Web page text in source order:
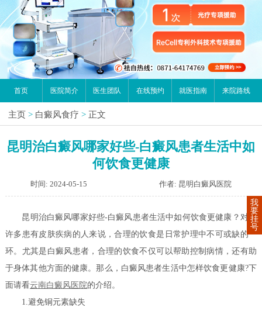
首页 医院简介 医生团队 在线预约 就医指南 来院路线
主页 > 白癜风食疗 > 正文
昆明治白癜风哪家好些-白癜风患者生活中如
何饮食更健康
时间: 2024-05-15 作者: 昆明白癜风医院
昆明治白癜风哪家好些-白癜风患者生活中如何饮食更健康？对于
许多患有皮肤疾病的人来说，合理的饮食是日常护理中不可或缺的一
环。尤其是白癜风患者，合理的饮食不仅可以帮助控制病情，还有助
于身体其他方面的健康。那么，白癜风患者生活中怎样饮食更健康?下
面请看云南白癜风医院的介绍。
1.避免铜元素缺失
我
要
挂
号